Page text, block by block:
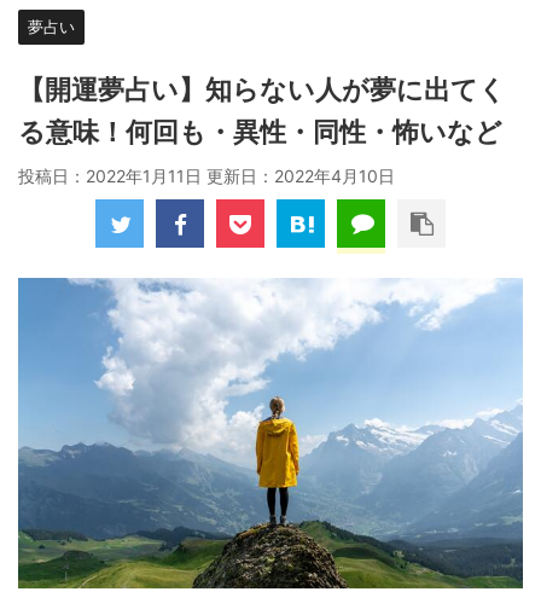
夢占い
【開運夢占い】知らない人が夢に出てく
る意味！何回も・異性・同性・怖いなど
投稿日：2022年1月11日 更新日： 2022年4月10日